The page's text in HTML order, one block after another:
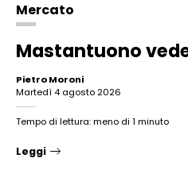
Mercato
Mastantuono
Pietro Moroni
martedì 4 agosto 2026
Tempo di lettura: meno di 1 minuto
Leggi